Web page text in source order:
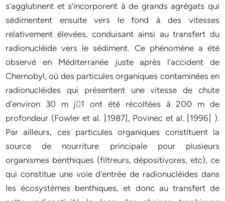
s’agglutinent et s’incorporent à de grands agrégats qui
sédimentent ensuite vers le fond à des vitesses
relativement élevées, conduisant ainsi au transfert du
radionucléide vers le sédiment. Ce phénomène a été
observé en Méditerranée juste après l’accident de
Chernobyl, où des particules organiques contaminées en
radionucléides qui présentent une vitesse de chute
d’environ 30 m j􀀀1 ont été récoltées à 200 m de
profondeur (Fowler et al. [1987], Povinec et al. [1996] ).
Par ailleurs, ces particules organiques constituent la
source de nourriture principale pour plusieurs
organismes benthiques (filtreurs, dépositivores, etc), ce
qui constitue une voie d’entrée de radionucléides dans
les écosystèmes benthiques, et donc au transfert de